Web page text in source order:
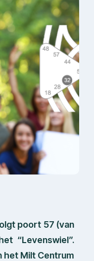
poort 57 (van
“Levenswiel”.
het Milt Centrum